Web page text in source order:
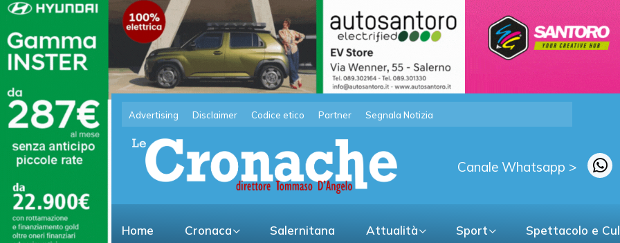
Advertising Disclaimer Codice etico Partner Segnala Notizia
Canale Whatsapp >
Home Cronaca Salernitana Attualità Sport Spettacolo e